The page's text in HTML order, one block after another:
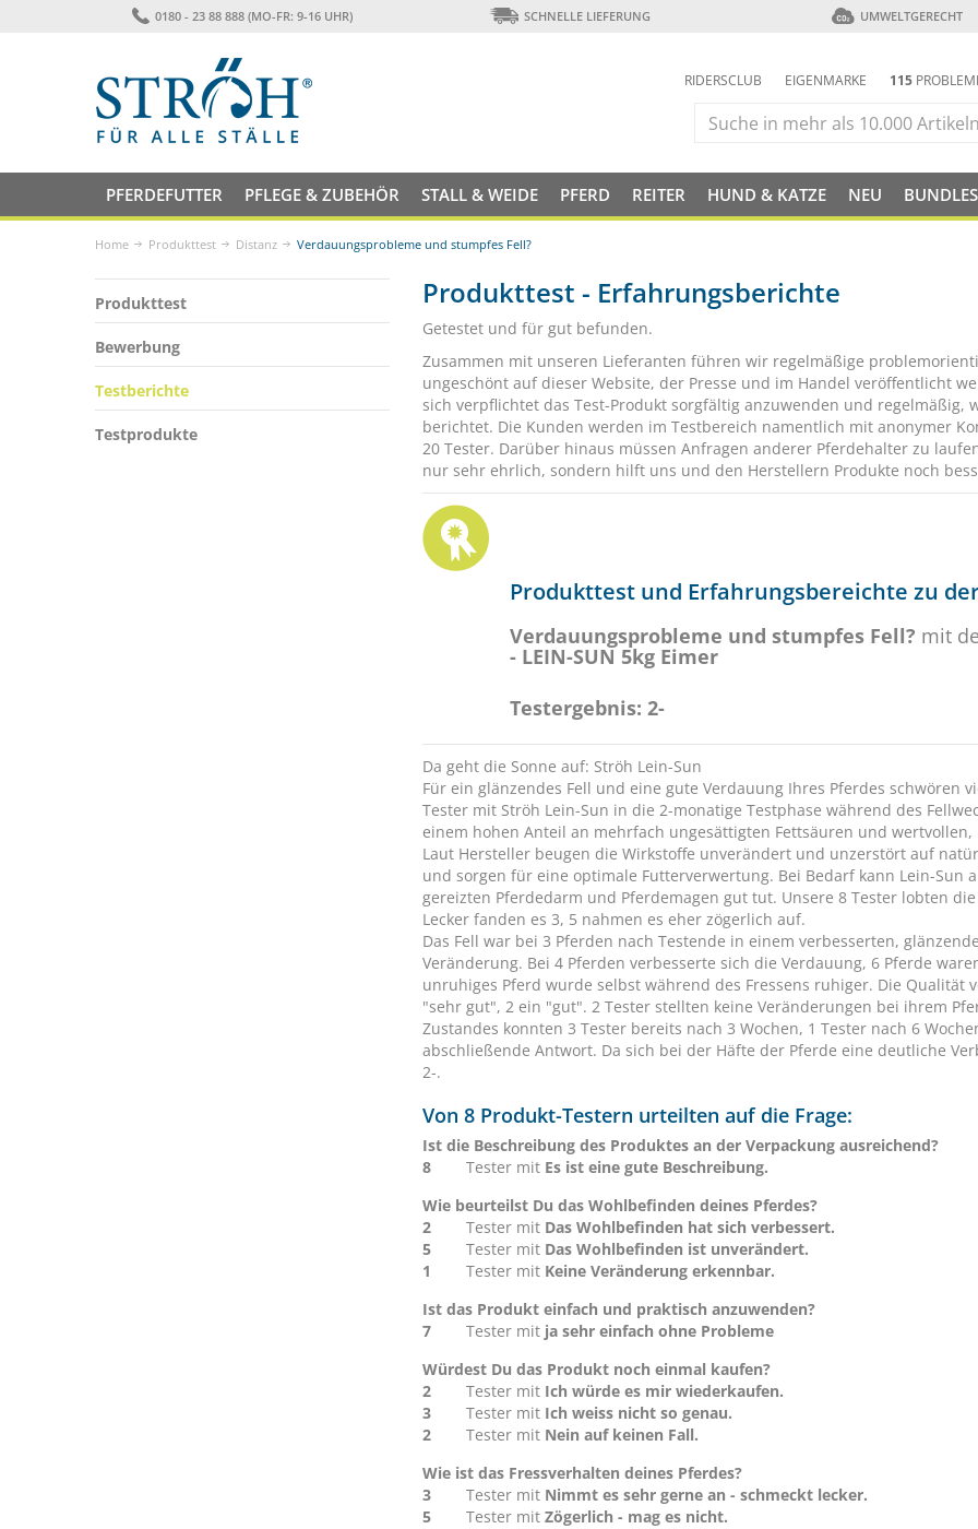
0180 - 23 88 888 (MO-FR: 9-16 UHR) SCHNELLE LIEFERUNG UMWELTGERECHT
RIDERSCLUB EIGENMARKE 115
PFERDEFUTTER PFLEGE & ZUBEHÖR STALL & WEIDE PFERD REITER HUND & KATZE NEU BUNDLES
Home Produkttest Distanz Verdauungsprobleme und stumpfes Fell?
Produkttest
Bewerbung
Testberichte
Testprodukte
Produkttest - Erfahrungsberichte
Getestet und für gut befunden.
Zusammen mit unseren Lieferanten führen wir regelmäßige
ungeschönt auf dieser Website, der Presse und im Handel veröffentlicht
sich verpflichtet das Test-Produkt sorgfältig anzuwenden und
berichtet. Die Kunden werden im Testbereich namentlich mit anonymer
20 Tester. Darüber hinaus müssen Anfragen anderer Pferdehalter zu
nur sehr ehrlich, sondern hilft uns und den Herstellern Produkte noch
Produkttest und Erfahrungsbereichte zu
Verdauungsprobleme und stumpfes Fell? mit
- LEIN-SUN 5kg Eimer
Testergebnis: 2-
Da geht die Sonne auf: Ströh Lein-Sun
Für ein glänzendes Fell und eine gute Verdauung Ihres Pferdes schwören
Tester mit Ströh Lein-Sun in die 2-monatige Testphase während des
einem hohen Anteil an mehrfach ungesättigten Fettsäuren und
Laut Hersteller beugen die Wirkstoffe unverändert und unzerstört auf
und sorgen für eine optimale Futterverwertung. Bei Bedarf kann Lein-Sun
gereizten Pferdedarm und Pferdemagen gut tut. Unsere 8 Tester lobten
Lecker fanden es 3, 5 nahmen es eher zögerlich auf.
Das Fell war bei 3 Pferden nach Testende in einem verbesserten,
Veränderung. Bei 4 Pferden verbesserte sich die Verdauung, 6 Pferde
unruhiges Pferd wurde selbst während des Fressens ruhiger. Die Qualität
"sehr gut", 2 ein "gut". 2 Tester stellten keine Veränderungen bei ihrem
Zustandes konnten 3 Tester bereits nach 3 Wochen, 1 Tester nach 6
abschließende Antwort. Da sich bei der Häfte der Pferde eine deutliche
2-.
Von 8 Produkt-Testern urteilten auf die Frage:
Ist die Beschreibung des Produktes an der Verpackung ausreichend?
8
Tester mit Es ist eine gute Beschreibung.
Wie beurteilst Du das Wohlbefinden deines Pferdes?
2
Tester mit Das Wohlbefinden hat sich verbessert.
5
Tester mit Das Wohlbefinden ist unverändert.
1
Tester mit Keine Veränderung erkennbar.
Ist das Produkt einfach und praktisch anzuwenden?
7
Tester mit ja sehr einfach ohne Probleme
Würdest Du das Produkt noch einmal kaufen?
2
Tester mit Ich würde es mir wiederkaufen.
3
Tester mit Ich weiss nicht so genau.
2
Tester mit Nein auf keinen Fall.
Wie ist das Fressverhalten deines Pferdes?
3
Tester mit Nimmt es sehr gerne an - schmeckt lecker.
5
Tester mit Zögerlich - mag es nicht.